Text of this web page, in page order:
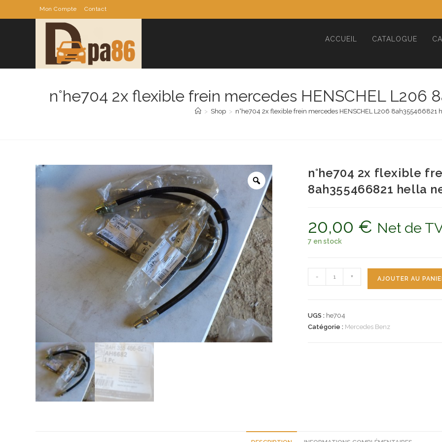
to
Mon Compte Contact
ACCUEIL CATALOGUE
n°he704 2x flexible frein mercedes HENSCHEL L206
> Shop > n°he704 2x flexible frein mercedes HENSCHEL L206 8ah355466821
n°he704 2x flexible
8ah355466821 hella
20,00 € Net de
7 en stock
de
flexible
- + AJOUTER AU
UGS : he704
Catégorie : Mercedes Benz